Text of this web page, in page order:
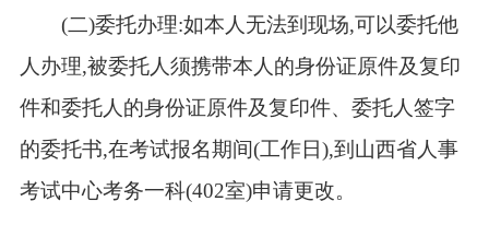
(二)委托办理:如本人无法到现场,可以委托他
人办理,被委托人须携带本人的身份证原件及复印
件和委托人的身份证原件及复印件、委托人签字
的委托书,在考试报名期间(工作日),到山西省人事
考试中心考务一科(402室)申请更改。